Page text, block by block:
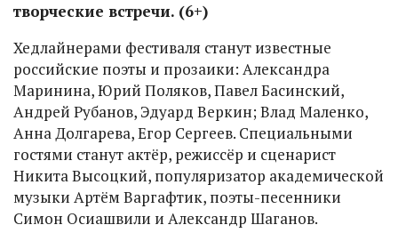
творческие встречи. (6+)
Хедлайнерами фестиваля станут известные
российские поэты и прозаики: Александра
Маринина, Юрий Поляков, Павел Басинский,
Андрей Рубанов, Эдуард Веркин; Влад Маленко,
Анна Долгарева, Егор Сергеев. Специальными
гостями станут актёр, режиссёр и сценарист
Никита Высоцкий, популяризатор академической
музыки Артём Варгафтик, поэты-песенники
Симон Осиашвили и Александр Шаганов.